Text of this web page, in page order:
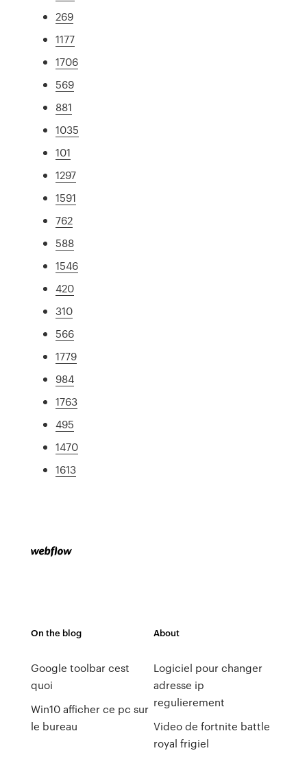
269
1177
1706
569
881
1035
101
1297
1591
762
588
1546
420
310
566
1779
984
1763
495
1470
1613
On the blog
Google toolbar cest
quoi
Win10 afficher ce pc sur
le bureau
About
Logiciel pour changer
adresse ip
regulierement
Video de fortnite battle
royal frigiel